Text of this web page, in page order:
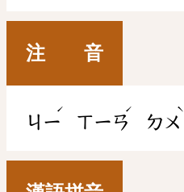
注 音
ㄐㄧ
ˊ
ㄒㄧㄢ
ˊ
ㄉㄨ
ˋ